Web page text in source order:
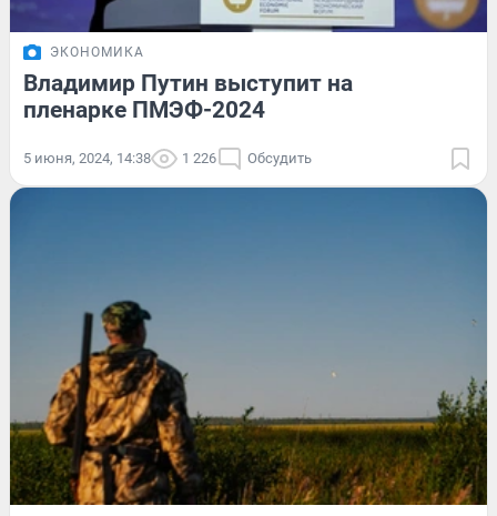
ЭКОНОМИКА
Владимир Путин выступит на
пленарке ПМЭФ-2024
5 июня, 2024, 14:38 1 226 Обсудить